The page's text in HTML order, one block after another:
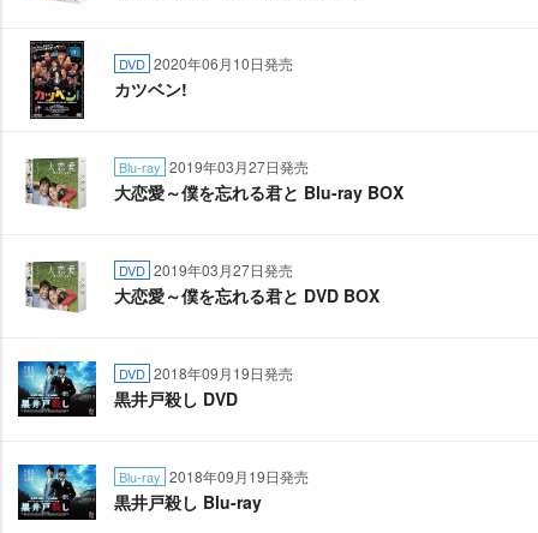
DVD 2020年06月10日発売
カツベン!
Blu-ray 2019年03月27日発売
大恋愛～僕を忘れる君と Blu-ray BOX
DVD 2019年03月27日発売
大恋愛～僕を忘れる君と DVD BOX
DVD 2018年09月19日発売
黒井戸殺し DVD
Blu-ray 2018年09月19日発売
黒井戸殺し Blu-ray